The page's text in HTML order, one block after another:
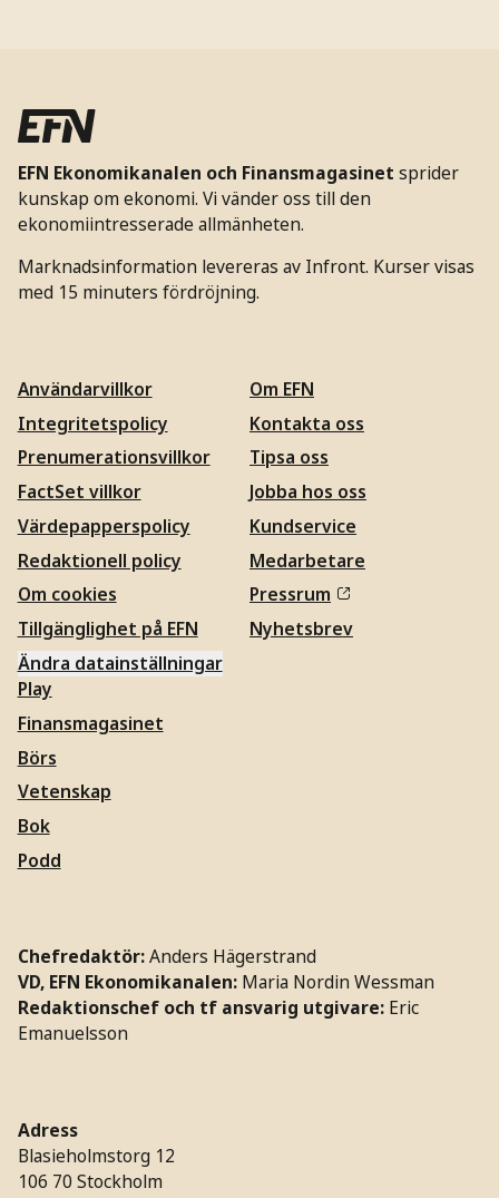
EFN Ekonomikanalen och Finansmagasinet sprider
kunskap om ekonomi. Vi vänder oss till den
ekonomiintresserade allmänheten.
Marknadsinformation levereras av Infront. Kurser visas
med 15 minuters fördröjning.
Användarvillkor
Integritetspolicy
Prenumerationsvillkor
FactSet villkor
Värdepapperspolicy
Redaktionell policy
Om cookies
Tillgänglighet på EFN
Ändra datainställningar
Om EFN
Kontakta oss
Tipsa oss
Jobba hos oss
Kundservice
Medarbetare
Pressrum
Nyhetsbrev
Play
Finansmagasinet
Börs
Vetenskap
Bok
Podd
Chefredaktör:Anders Hägerstrand
VD, EFN Ekonomikanalen: Maria Nordin Wessman
Redaktionschef och tf ansvarig utgivare: Eric
Emanuelsson
Adress
Blasieholmstorg 12
106 70 Stockholm